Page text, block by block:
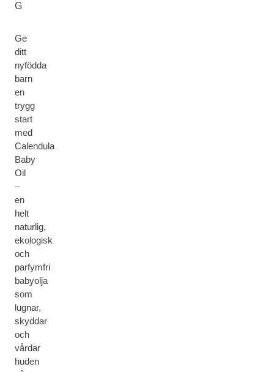
G
Ge
ditt
nyfödda
barn
en
trygg
start
med
Calendula
Baby
Oil
–
en
helt
naturlig,
ekologisk
och
parfymfri
babyolja
som
lugnar,
skyddar
och
vårdar
huden